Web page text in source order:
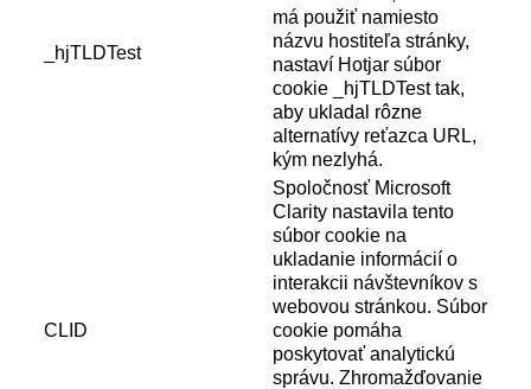
_hjTLDTest
má použiť namiesto
názvu hostiteľa stránky,
nastaví Hotjar súbor
cookie _hjTLDTest tak,
aby ukladal rôzne
alternatívy reťazca URL,
kým nezlyhá.
CLID
Spoločnosť Microsoft
Clarity nastavila tento
súbor cookie na
ukladanie informácií o
interakcii návštevníkov s
webovou stránkou. Súbor
cookie pomáha
poskytovať analytickú
správu. Zhromažďovanie